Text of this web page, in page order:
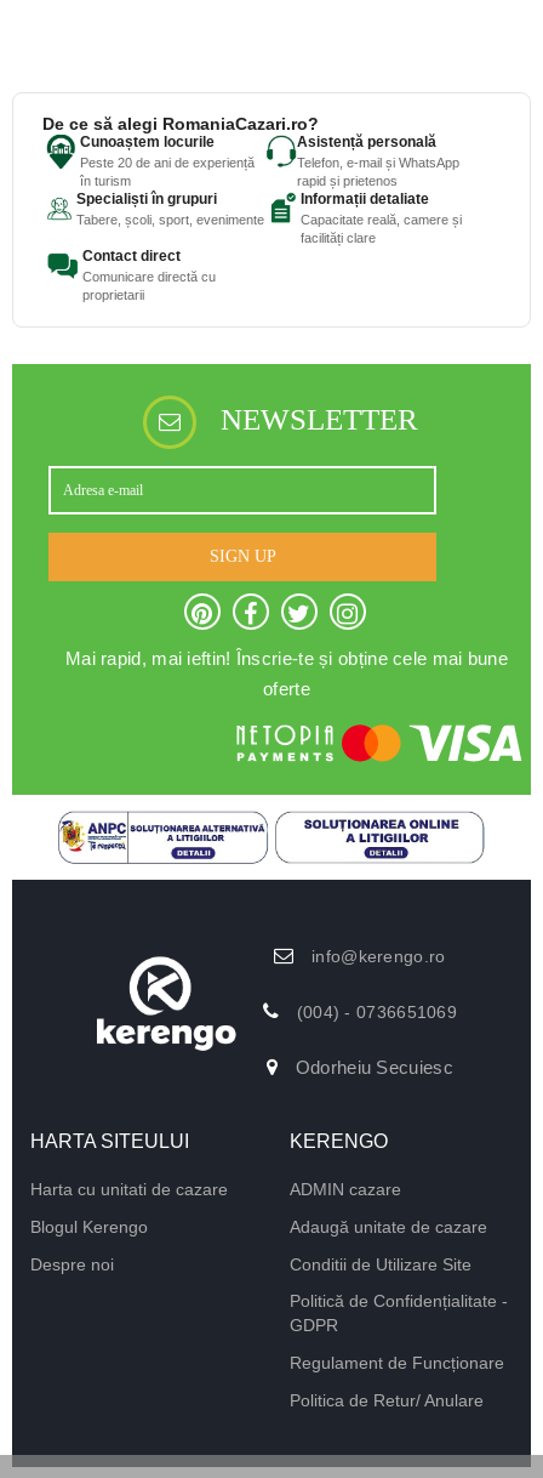
De ce să alegi RomaniaCazari.ro?
Cunoaștem locurile
Peste 20 de ani de experiență
în turism
Asistență personală
Telefon, e-mail și WhatsApp
rapid și prietenos
Specialiști în grupuri
Tabere, școli, sport, evenimente
Informații detaliate
Capacitate reală, camere și
facilități clare
Contact direct
Comunicare directă cu
proprietarii
NEWSLETTER
SIGN UP
Mai rapid, mai ieftin! Înscrie-te și obține cele mai bune
oferte
info@kerengo.ro
(004) - 0736651069
Odorheiu Secuiesc
HARTA SITEULUI
Harta cu unitati de cazare
Blogul Kerengo
Despre noi
KERENGO
ADMIN cazare
Adaugă unitate de cazare
Conditii de Utilizare Site
Politică de Confidențialitate -
GDPR
Regulament de Funcționare
Politica de Retur/ Anulare